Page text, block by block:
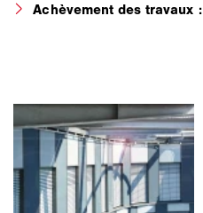
Achèvement des travaux :